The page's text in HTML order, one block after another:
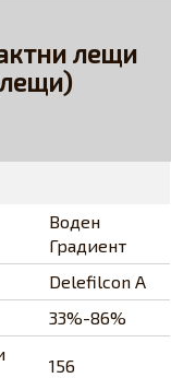
лещи
Воден
Градиент
Delefilcon A
33%-86%
156